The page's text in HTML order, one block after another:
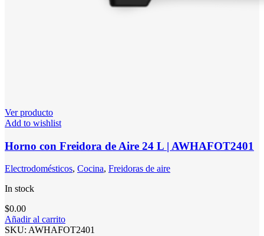
Ver producto
Add to wishlist
Horno con Freidora de Aire 24 L | AWHAFOT2401
Electrodomésticos, Cocina, Freidoras de aire
In stock
$0.00
Añadir al carrito
SKU: AWHAFOT2401